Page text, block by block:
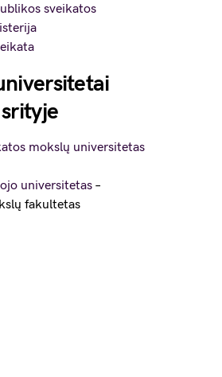
sveikatos
mokslų universitetas
universitetas –
fakultetas